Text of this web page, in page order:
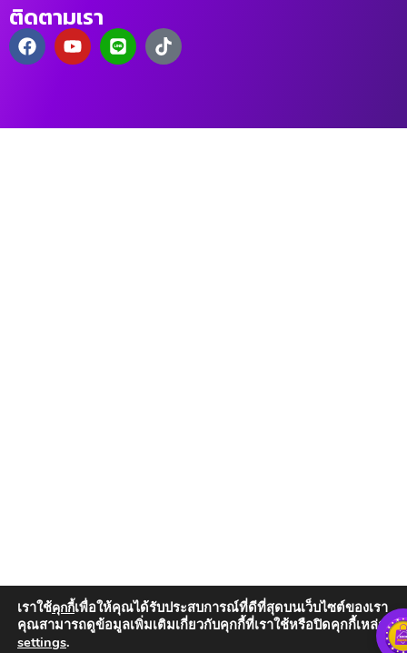
ติดตามเรา
เราใช้คุกกี้เพื่อให้คุณได้รับประสบการณ์ที่ดีที่สุดบนเว็บไซต์ของเรา
คุณสามารถดูข้อมูลเพิ่มเติมเกี่ยวกับคุกกี้ที่เราใช้หรือปิดคุกกี้เหล่านั้น
settings.